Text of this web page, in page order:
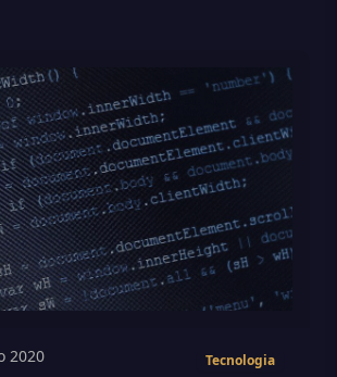
2020 Tecnologia